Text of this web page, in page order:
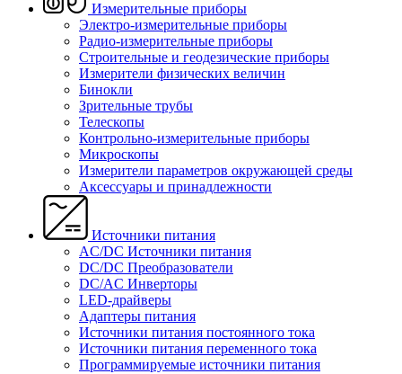
Измерительные приборы
Электро-измерительные приборы
Радио-измерительные приборы
Строительные и геодезические приборы
Измерители физических величин
Бинокли
Зрительные трубы
Телескопы
Контрольно-измерительные приборы
Микроскопы
Измерители параметров окружающей среды
Аксессуары и принадлежности
Источники питания
AC/DC Источники питания
DC/DC Преобразователи
DC/AC Инверторы
LED-драйверы
Адаптеры питания
Источники питания постоянного тока
Источники питания переменного тока
Программируемые источники питания